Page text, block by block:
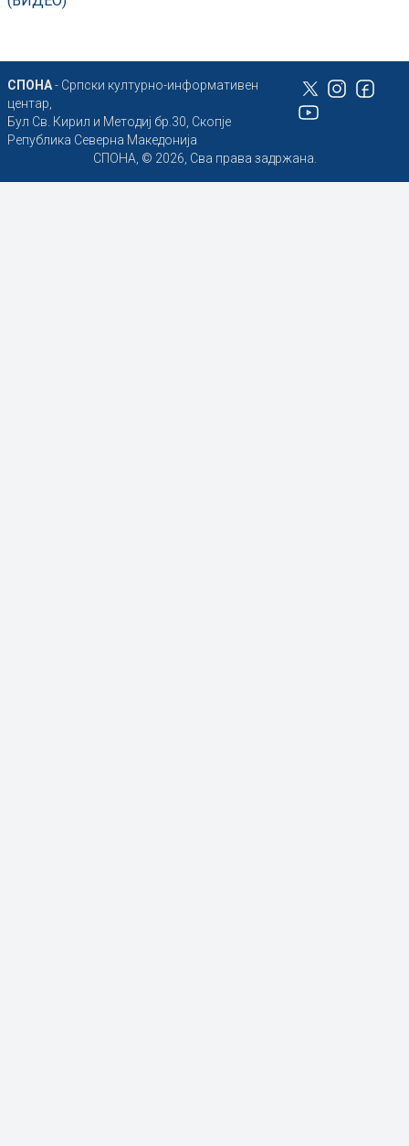
СПОНА- Српски културно-информативен
центар,
Бул Св. Кирил и Методиј бр.30, Скопје
Република Северна Македонија
СПОНА, © 2026, Сва права задржана.